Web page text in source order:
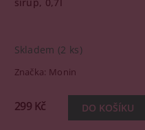
Skladem (2 ks)
Značka: Monin
299 Kč